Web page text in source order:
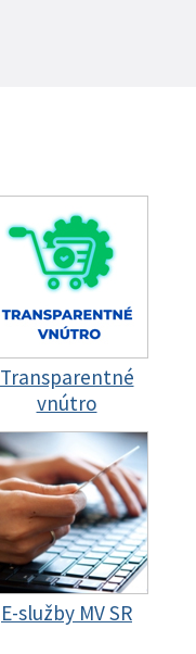
Transparentné
vnútro
E-služby MV SR